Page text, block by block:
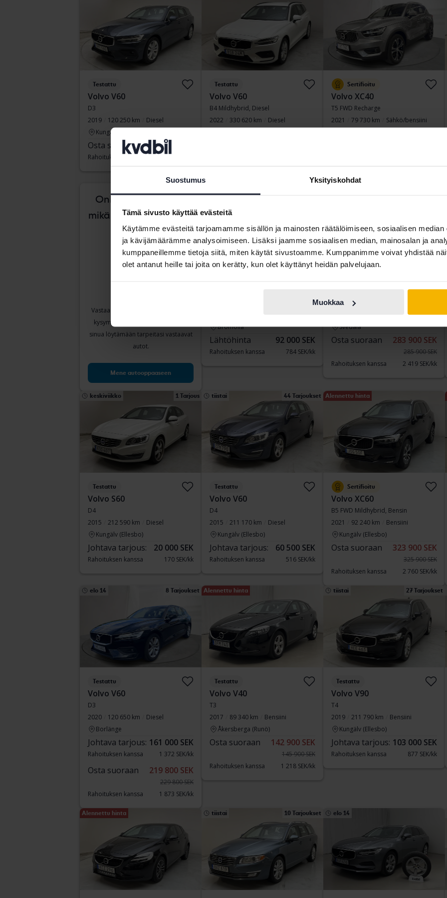
Suostumus Yksityiskohdat
Tämä sivusto käyttää evästeitä
Käytämme evästeitä tarjoamamme sisällön ja mainosten räätälöimiseen, sosiaalisen
ja kävijämäärämme analysoimiseen. Lisäksi jaamme sosiaalisen median, mainosalan ja
kumppaneillemme tietoja siitä, miten käytät sivustoamme. Kumppanimme voivat yhdistää
olet antanut heille tai joita on kerätty, kun olet käyttänyt heidän palvelujaan.
Muokkaa
Testattu
Volvo V60
D3
2019
120 250 km
Diesel
Kungälv (Ellesbo)
Osta suoraan 219 900 SEK
Rahoituksen kanssa 1 874 SEK/kk
Testattu
Volvo V60
B4 Mildhybrid, Diesel
2022
330 620 km
Diesel
Sertifioitu
Volvo XC40
T5 FWD Recharge
2021
79 730 km
Sähkö/bensiini
Onko vaikea tietää,
mikä auto sopii sinulle?
Vastaa muutamaan yksinkertaiseen
kysymykseen, niin voimme auttaa
sinua löytämään tarpeitasi vastaavat
autot.
Mene autooppaaseen
Bromölla
Lähtöhinta 92 000 SEK
Rahoituksen kanssa 784 SEK/kk
D4 AWD
Svedala
Osta suoraan 283 900 SEK
285 900 SEK
Rahoituksen kanssa
2 419 SEK/kk
keskiviikko 1 Tarjous
Testattu
Volvo S60
D4
2015
212 590 km
Diesel
Kungälv (Ellesbo)
Johtava tarjous: 20 000 SEK
Rahoituksen kanssa 170 SEK/kk
tiistai 44 Tarjoukset
Testattu
Volvo V60
D4
2015
211 170 km
Diesel
Kungälv (Ellesbo)
Johtava tarjous: 60 500 SEK
Rahoituksen kanssa 516 SEK/kk
Alennettu hinta
Sertifioitu
Volvo XC60
B5 FWD Mildhybrid, Bensin
2021
92 240 km
Bensiini
Kungälv (Ellesbo)
Osta suoraan 323 900 SEK
325 900 SEK
Rahoituksen kanssa
2 760 SEK/kk
elo 14 8 Tarjoukset
Testattu
Volvo V60
D3
2020
120 650 km
Diesel
Borlänge
Johtava tarjous: 161 000 SEK
Rahoituksen kanssa 1 372 SEK/kk
Osta suoraan 219 800 SEK
229 800 SEK
Rahoituksen kanssa
1 873 SEK/kk
Alennettu hinta
Testattu
Volvo V40
T3
2017
89 340 km
Bensiini
Åkersberga (Runö)
Osta suoraan 142 900 SEK
145 900 SEK
Rahoituksen kanssa
1 218 SEK/kk
tiistai 27 Tarjoukset
Testattu
Volvo V90
T4
2019
211 790 km
Bensiini
Kungälv (Ellesbo)
Johtava tarjous: 103 000 SEK
Rahoituksen kanssa 877 SEK/kk
Alennettu hinta tiistai 10 Tarjoukset elo 14